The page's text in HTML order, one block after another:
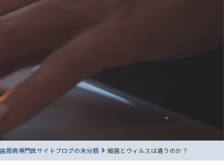
歯周病専門医サイトブログの未分類 細菌とウィルスは違うのか？